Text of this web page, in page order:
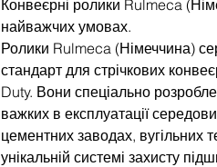
Конвеєрні ролики Rulmeca
найважчих умовах.
Ролики Rulmeca (Німеччина)
стандарт для стрічкових
Duty. Вони спеціально
важких в експлуатації
цементних заводах, вугільних
унікальній системі захисту